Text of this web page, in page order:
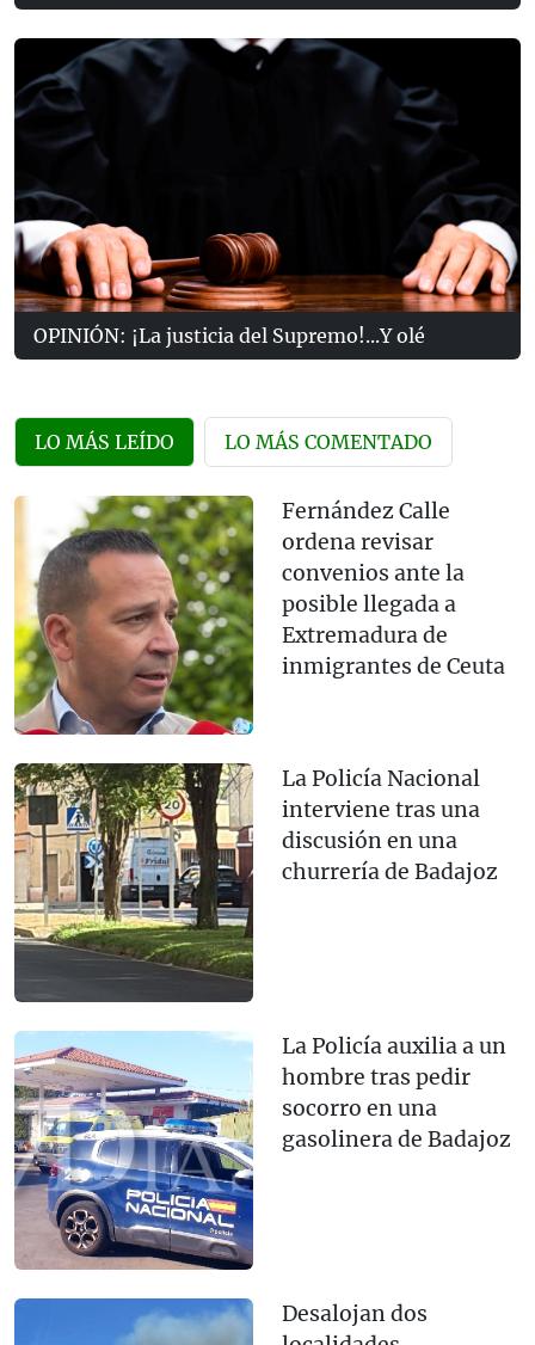
OPINIÓN: ¡La justicia del Supremo!...Y olé
LO MÁS LEÍDO LO MÁS COMENTADO
Fernández Calle
ordena revisar
convenios ante la
posible llegada a
Extremadura de
inmigrantes de Ceuta
La Policía Nacional
interviene tras una
discusión en una
churrería de Badajoz
La Policía auxilia a un
hombre tras pedir
socorro en una
gasolinera de Badajoz
Desalojan dos